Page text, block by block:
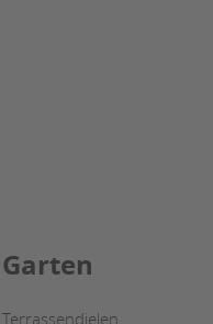
Garten
Terrassendielen